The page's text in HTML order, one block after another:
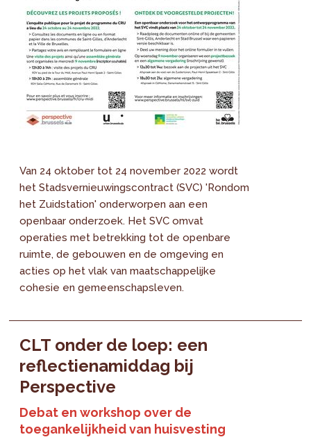
Van 24 oktober tot 24 november 2022 wordt
het Stadsvernieuwingscontract (SVC) 'Rondom
het Zuidstation' onderworpen aan een
openbaar onderzoek. Het SVC omvat
operaties met betrekking tot de openbare
ruimte, de gebouwen en de omgeving en
acties op het vlak van maatschappelijke
cohesie en gemeenschapsleven.
CLT onder de loep: een
reflectienamiddag bij
Perspective
Debat en workshop over de
toegankelijkheid van huisvesting